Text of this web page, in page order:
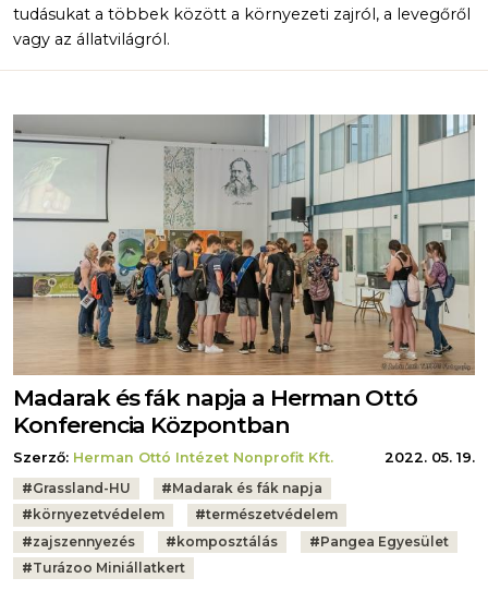
tudásukat a többek között a környezeti zajról, a levegőről
vagy az állatvilágról.
Madarak és fák napja a Herman Ottó
Konferencia Központban
Szerző: Herman Ottó Intézet Nonprofit Kft.
2022. 05. 19.
Tags:
#Grassland-HU #Madarak és fák napja
# környezetvédelem #természetvédelem
#zajszennyezés # komposztálás #Pangea Egyesület
#Turázoo Miniállatkert